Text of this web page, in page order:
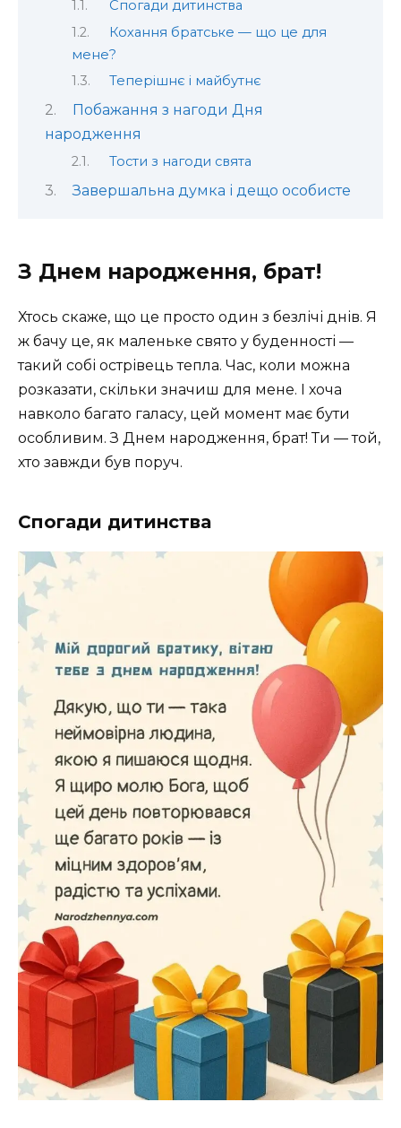
Спогади дитинства
Кохання братське — що це для
мене?
Теперішнє і майбутнє
Побажання з нагоди Дня
народження
Тости з нагоди свята
Завершальна думка і дещо особисте
З Днем народження, брат!
Хтось скаже, що це просто один з безлічі днів. Я
ж бачу це, як маленьке свято у буденності —
такий собі острівець тепла. Час, коли можна
розказати, скільки значиш для мене. І хоча
навколо багато галасу, цей момент має бути
особливим. З Днем народження, брат! Ти — той,
хто завжди був поруч.
Спогади дитинства